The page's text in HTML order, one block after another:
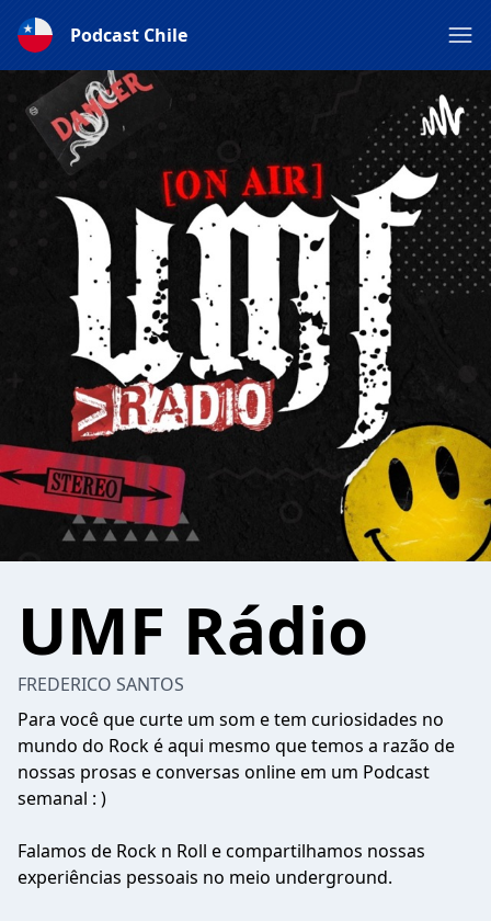
Podcast Chile
UMF Rádio
FREDERICO SANTOS
Para você que curte um som e tem curiosidades no
mundo do Rock é aqui mesmo que temos a razão de
nossas prosas e conversas online em um Podcast
semanal : )
Falamos de Rock n Roll e compartilhamos nossas
experiências pessoais no meio underground.